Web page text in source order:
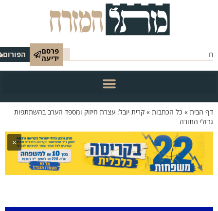
פרסם
ידיעה הפורום
הבית»כל הכתבות»קרית יובל: עצרת חיזוק ומספד הערב בהשתתפות
התורה
×